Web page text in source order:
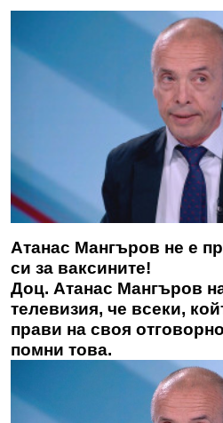
Атанас Мангъров не е
си за ваксините!
Доц. Атанас Мангъров
телевизия, че всеки,
прави на своя
помни това.